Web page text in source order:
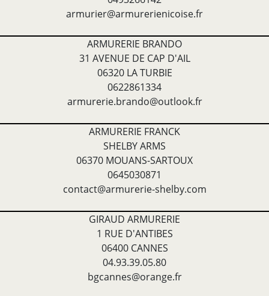
armurier@armurerienicoise.fr
ARMURERIE BRANDO
31 AVENUE DE CAP D'AIL
06320 LA TURBIE
0622861334
armurerie.brando@outlook.fr
ARMURERIE FRANCK
SHELBY ARMS
06370 MOUANS-SARTOUX
0645030871
contact@armurerie-shelby.com
GIRAUD ARMURERIE
1 RUE D'ANTIBES
06400 CANNES
04.93.39.05.80
bgcannes@orange.fr